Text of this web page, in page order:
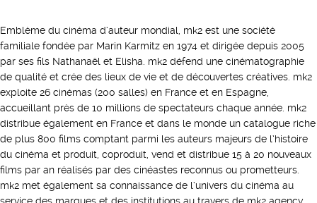
Emblème du cinéma d’auteur mondial, mk2 est une société
familiale fondée par Marin Karmitz en 1974 et dirigée depuis 2005
par ses fils Nathanaël et Elisha. mk2 défend une cinématographie
de qualité et crée des lieux de vie et de découvertes créatives. mk2
exploite 26 cinémas (200 salles) en France et en Espagne,
accueillant près de 10 millions de spectateurs chaque année. mk2
distribue également en France et dans le monde un catalogue riche
de plus 800 films comptant parmi les auteurs majeurs de l’histoire
du cinéma et produit, coproduit, vend et distribue 15 à 20 nouveaux
films par an réalisés par des cinéastes reconnus ou prometteurs.
mk2 met également sa connaissance de l’univers du cinéma au